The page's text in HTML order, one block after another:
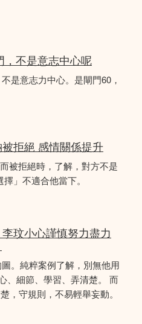
，不是意志中心呢
是意志力中心。是閘門60，
拒絕 感情關係提升
被拒絕時，了解，對方不是
」不適合他當下。
玟小心謹慎努力盡力
。純粹案例了解，別無他用
、細節、學習、弄清楚。 而
，守規則，不易輕舉妄動。